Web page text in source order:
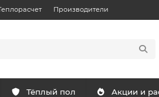
Производители
Тёплый пол Акции и